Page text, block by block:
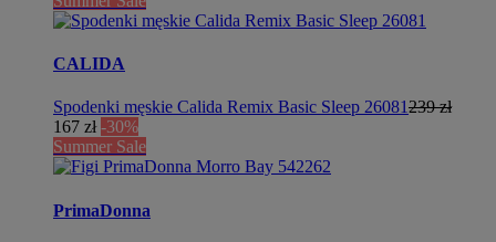
CALIDA
Spodenki męskie Calida Remix Basic Sleep 26081239 zł
167 zł -30%
Summer Sale
PrimaDonna